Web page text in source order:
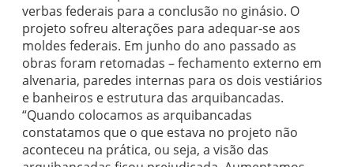
verbas federais para a conclusão no ginásio. O
projeto sofreu alterações para adequar-se aos
moldes federais. Em junho do ano passado as
obras foram retomadas – fechamento externo em
alvenaria, paredes internas para os dois vestiários
e banheiros e estrutura das arquibancadas.
“Quando colocamos as arquibancadas
constatamos que o que estava no projeto não
aconteceu na prática, ou seja, a visão das